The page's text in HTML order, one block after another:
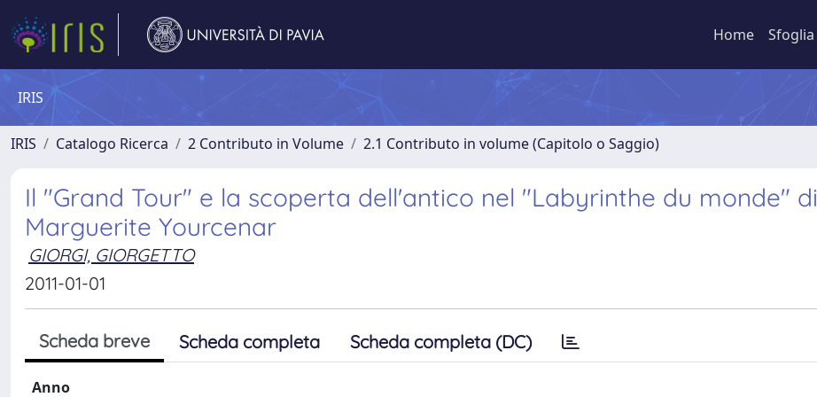
Home Sfoglia
IRIS
IRIS Catalogo Ricerca 2 Contributo in Volume 2.1 Contributo in volume (Capitolo o Saggio)
Il "Grand Tour" e la scoperta dell'antico nel "Labyrinthe du monde" di
Marguerite Yourcenar
GIORGI, GIORGETTO
2011-01-01
Scheda breve Scheda completa Scheda completa (DC)
Anno